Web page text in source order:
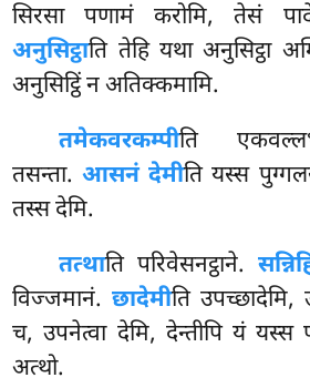
सिरसा पणामं करोमि, तेसं
अनुसिट्ठाति तेहि यथा अनुसिट्ठा
अनुसिट्ठिं न अतिक्कमामि.
तमेकवरकम्पीति
तसन्ता.आसनं देमीति यस्स
तस्स देमि.
तत्थाति परिवेसनट्ठाने.
विज्जमानं.छादेमीति उपच्छादेमि,
च, उपनेत्वा देमि, देन्तीपि यं यस्स
अत्थो.